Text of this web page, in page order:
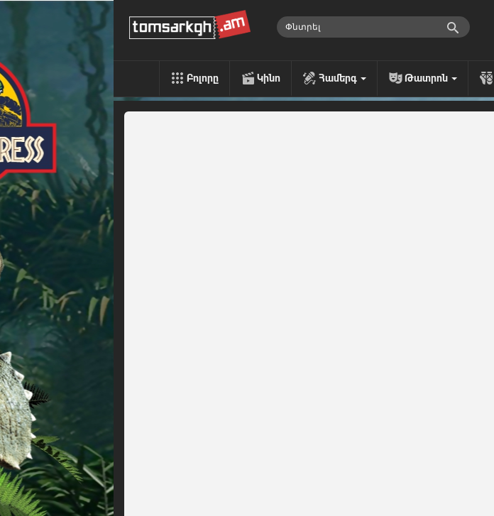
Բոլորը Կինո Համերգ Թատրոն